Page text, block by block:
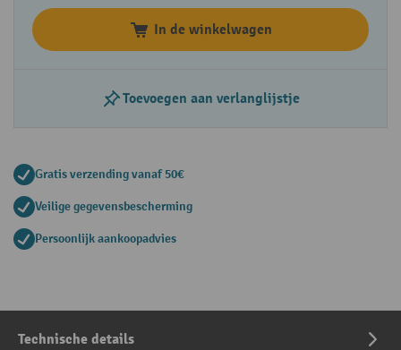
In de winkelwagen
Toevoegen aan verlanglijstje
Gratis verzending vanaf 50€
Veilige gegevensbescherming
Persoonlijk aankoopadvies
Technische details